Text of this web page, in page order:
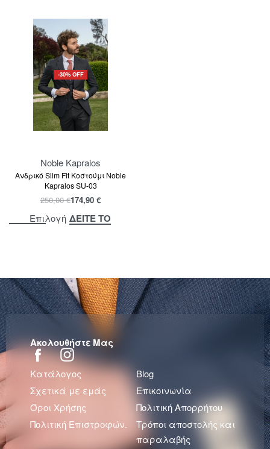
-30% OFF
Noble Kapralos
Ανδρικό Slim Fit Κοστούμι Noble
Kapralos SU-03
250,00€174,90 €
Επιλογή ΔΕΙΤΕ ΤΟ
Ακολουθήστε Μας
Κατάλογος
Blog
Σχετικά με εμάς
Επικοινωνία
Όροι Χρήσης
Πολιτική Απορρήτου
Πολιτική Επιστροφών.
Τρόποι αποστολής και
παραλαβής